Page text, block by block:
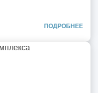
ПОДРОБНЕЕ